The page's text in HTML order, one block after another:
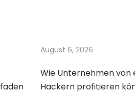
August 6, 2026
Wie Unternehmen von
Hackern profitieren